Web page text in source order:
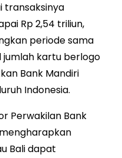
transaksinya
Rp 2,54 triliun,
periode sama
jumlah kartu berlogo
Bank Mandiri
Indonesia.
Perwakilan Bank
mengharapkan
Bali dapat